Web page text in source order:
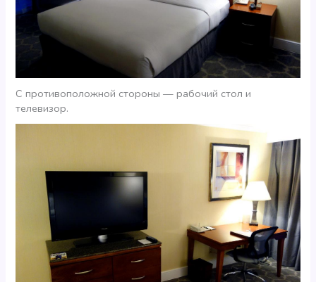
С противоположной стороны — рабочий стол и
телевизор.